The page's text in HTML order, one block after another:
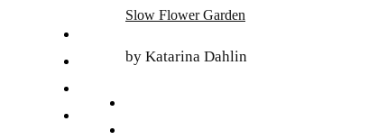
Slow Flower Garden
by Katarina Dahlin